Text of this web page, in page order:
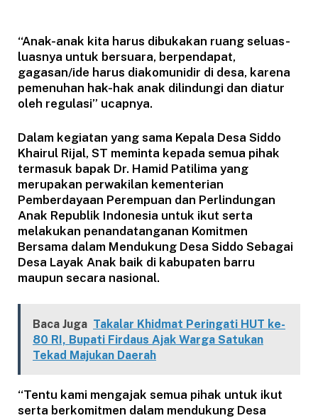
“Anak-anak kita harus dibukakan ruang seluas-
luasnya untuk bersuara, berpendapat,
gagasan/ide harus diakomunidir di desa, karena
pemenuhan hak-hak anak dilindungi dan diatur
oleh regulasi” ucapnya.
Dalam kegiatan yang sama Kepala Desa Siddo
Khairul Rijal, ST meminta kepada semua pihak
termasuk bapak Dr. Hamid Patilima yang
merupakan perwakilan kementerian
Pemberdayaan Perempuan dan Perlindungan
Anak Republik Indonesia untuk ikut serta
melakukan penandatanganan Komitmen
Bersama dalam Mendukung Desa Siddo Sebagai
Desa Layak Anak baik di kabupaten barru
maupun secara nasional.
Baca Juga Takalar Khidmat Peringati HUT ke-
80 RI, Bupati Firdaus Ajak Warga Satukan
Tekad Majukan Daerah
“Tentu kami mengajak semua pihak untuk ikut
serta berkomitmen dalam mendukung Desa